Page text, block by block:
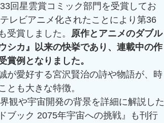
回星雲賞コミック部門を受賞してお
レビアニメ化されたことにより第36
受賞しました。
原作とアニメのダブル
シカ』以来の快挙であり、連載中の作
賞例となりました。
が愛好する宮沢賢治の詩や物語が、時
とも大きな特徴。
観や宇宙開発の背景を詳細に解説した
ブック 2075年宇宙への挑戦』も刊行